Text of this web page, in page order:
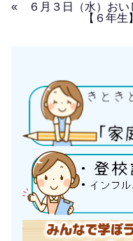
« ６月３日（水）おい
【６年